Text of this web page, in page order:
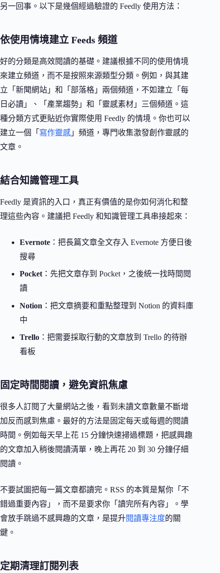
另一回事。以下是幾個經過驗證的 Feedly 使用方法：
依使用情境建立 Feeds 頻道
好的分類是高效閱讀的基礎。建議根據不同的使用情境
來建立頻道，而不是按照來源類型分類。例如，與其建
立「新聞網站」和「部落格」兩個頻道，不如建立「每
日必讀」、「產業趨勢」和「靈感素材」三個頻道。這
種分類方式更貼近你實際使用 Feedly 的情境。你也可以
建立一個「 寫作靈感 」頻道，專門收集激發創作靈感的
文章。
結合知識管理工具
Feedly 是資訊的入口，真正有價值的是你如何消化和整
理這些內容。建議把 Feedly 和知識管理工具串接起來：
Evernote ：把長篇文章全文存入 Evernote 方便日後
搜尋
Pocket ：先把文章存到 Pocket，之後統一找時間閱
讀
Notion ：把文章摘要和重點整理到 Notion 的資料庫
中
Trello ：把需要採取行動的文章放到 Trello 的待辦
看板
固定時間閱讀，避免資訊焦慮
很多人訂閱了大量網站之後，看到未讀文章數量不斷增
加反而感到焦慮。最好的方法是固定每天或每週的閱讀
時間。例如每天早上花 15 分鐘快速掃過標題，把感興趣
的文章加入稍後閱讀清單，晚上再花 20 到 30 分鐘仔細
閱讀。
不要試圖把每一篇文章都讀完。RSS 的本質是幫你「不
錯過重要內容」，而不是要求你「讀完所有內容」。學
會放手跳過不感興趣的文章，是提升閱讀專注度的關
鍵。
定期清理訂閱列表